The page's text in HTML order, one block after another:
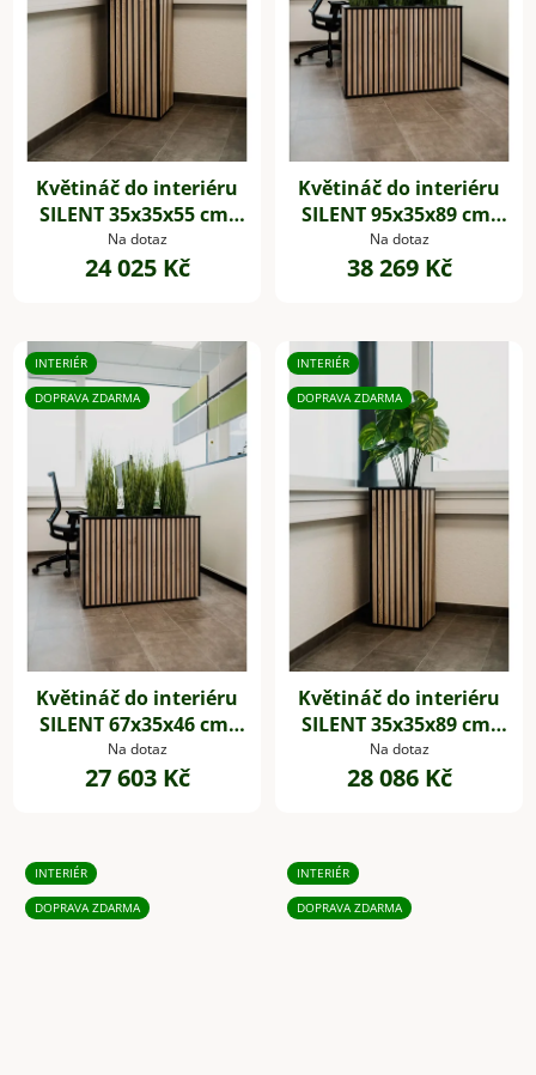
Květináč do interiéru
SILENT 35x35x55 cm,
dřevěné akustické
desky,hnědá
Na dotaz
24 025 Kč
Květináč do interiéru
SILENT 95x35x89 cm,
dřevěné akustické
desky,hnědá
Na dotaz
38 269 Kč
INTERIÉR
DOPRAVA ZDARMA
Květináč do interiéru
SILENT 67x35x46 cm,
dřevěné akustické
desky,hnědá
Na dotaz
27 603 Kč
INTERIÉR
DOPRAVA ZDARMA
Květináč do interiéru
SILENT 35x35x89 cm,
dřevěné akustické
desky,hnědá
Na dotaz
28 086 Kč
INTERIÉR
DOPRAVA ZDARMA
INTERIÉR
DOPRAVA ZDARMA